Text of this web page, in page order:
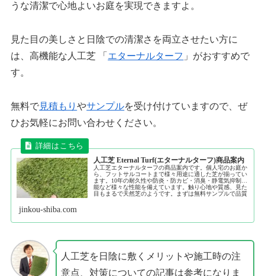
うな清潔で心地よいお庭を実現できますよ。
見た目の美しさと日陰での清潔さを両立させたい方に
は、高機能な人工芝 「 エターナルターフ 」がおすすめで
す。
無料で見積もりやサンプルを受け付けていますので、ぜ
ひお気軽にお問い合わせください。
人工芝 Eternal Turf(エターナルターフ)商品案内
人工芝エターナルターフの商品案内です。個人宅のお庭か
ら、フットサルコートまで様々用途に適した芝が揃ってい
ます。10年の耐久性や防炎・防カビ・消臭・静電気抑制機
能など様々な性能を備えています。触り心地や質感、見た
目もまるで天然芝のようです。まずは無料サンプルで品質
jinkou-shiba.com
人工芝を日陰に敷くメリットや施工時の注
意点、対策についての記事は参考になりま